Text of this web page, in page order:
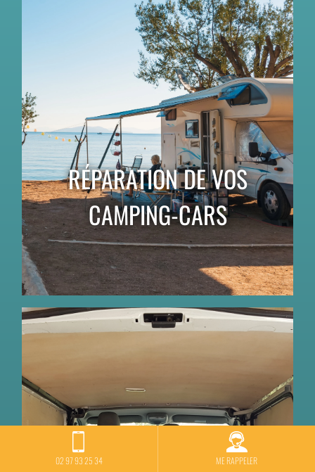
RÉPARATION DE VOS
CAMPING-CARS
02 97 93 25 34 ME RAPPELER